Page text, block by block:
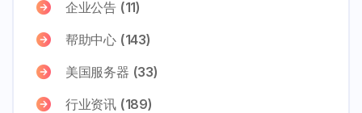
企业公告 (11)
帮助中心 (143)
美国服务器 (33)
行业资讯 (189)